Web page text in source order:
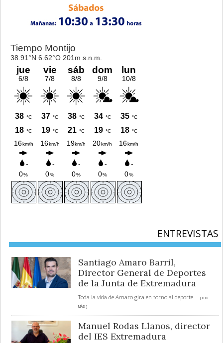
ENTREVISTAS
Santiago Amaro Barril,
Director General de Deportes
de la Junta de Extremadura
Toda la vida de Amaro gira en torno al deporte. ... [ LEER
MÁS ]
Manuel Rodas Llanos, director
del IES Extremadura